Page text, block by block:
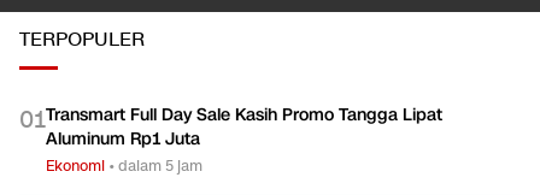
TERPOPULER
01Transmart Full Day Sale Kasih Promo Tangga Lipat
Aluminum Rp1 Juta
Ekonomi •dalam 5 jam